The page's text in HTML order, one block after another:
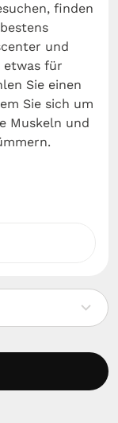
finden
und
etwas für
Sie einen
Sie sich um
Muskeln und